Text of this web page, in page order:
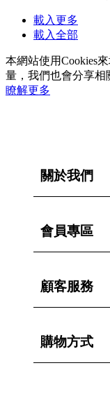
載入更多
載入全部
本網站使用Cookies
量，我們也會分享相
瞭解更多
關於我們
會員專區
顧客服務
購物方式